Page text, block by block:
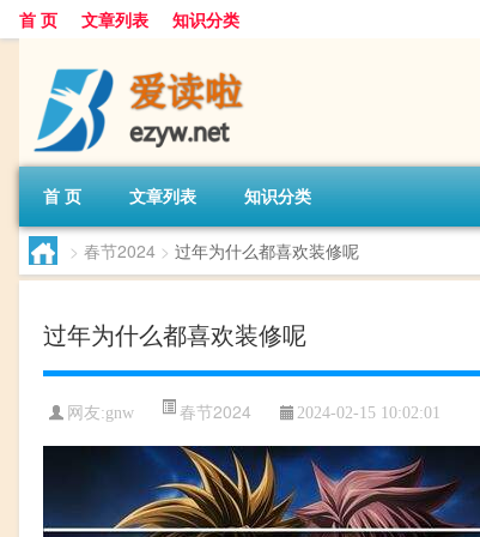
首 页 文章列表 知识分类
首 页 文章列表 知识分类
> 春节2024 > 过年为什么都喜欢装修呢
过年为什么都喜欢装修呢
网友:gnw 春节2024 2024-02-15 10:02:01